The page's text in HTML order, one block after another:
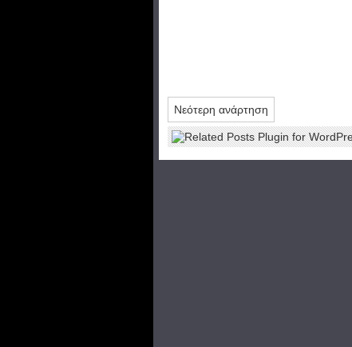
Νεότερη ανάρτηση